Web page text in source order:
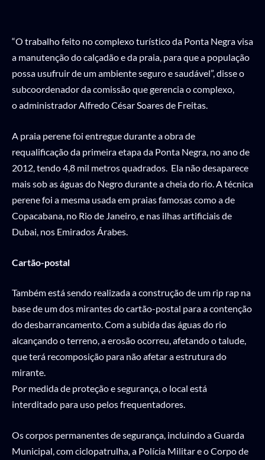
“O trabalho feito no complexo turístico da Ponta Negra visa
a manutenção do calçadão e da praia, para que a população
possa usufruir de um ambiente seguro e saudável”, disse o
subcoordenador da comissão que gerencia o complexo,
o administrador Alfredo César Soares de Freitas.
A praia perene foi entregue durante a obra de
requalificação da primeira etapa da Ponta Negra, no ano de
2012, tendo 4,8 mil metros quadrados. Ela não desaparece
mais sob as águas do Negro durante a cheia do rio. A técnica
perene foi a mesma usada em praias famosas como a de
Copacabana, no Rio de Janeiro, e nas ilhas artificiais de
Dubai, nos Emirados Árabes.
Cartão-postal
Também está sendo realizada a construção de um rip rap na
base de um dos mirantes do cartão-postal para a contenção
do desbarrancamento. Com a subida das águas do rio
alcançando o terreno, a erosão ocorreu, afetando o talude,
que terá recomposição para não afetar a estrutura do
mirante.
Por medida de proteção e segurança, o local está
interditado para uso pelos frequentadores.
Os corpos permanentes de segurança, incluindo a Guarda
Municipal, com ciclopatrulha, a Polícia Militar e o Corpo de